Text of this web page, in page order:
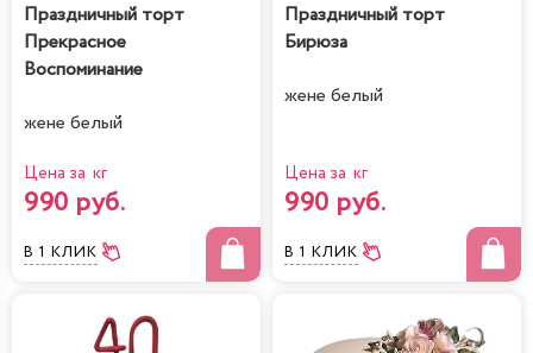
Праздничный торт
Прекрасное
Воспоминание
жене белый
Цена за кг
990 руб.
В 1 КЛИК
Праздничный торт
Бирюза
жене белый
Цена за кг
990 руб.
В 1 КЛИК